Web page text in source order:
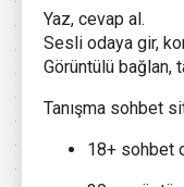
Yaz, cevap al.
Sesli odaya gir,
Görüntülü bağlan,
Tanışma sohbet
18+ sohbet